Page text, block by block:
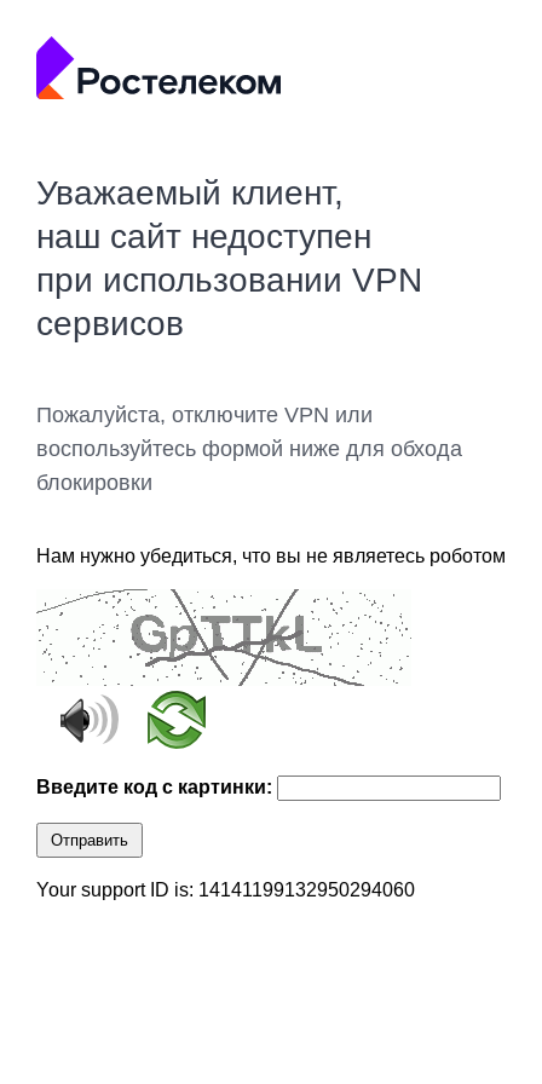
Уважаемый клиент,
наш сайт недоступен
при использовании VPN
сервисов
Пожалуйста, отключите VPN или
воспользуйтесь формой ниже для обхода
блокировки
Нам нужно убедиться, что вы не являетесь роботом
Введите код с картинки:
Отправить
Your support ID is: 14141199132950294060